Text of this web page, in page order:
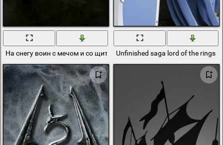
На снегу воин с мечом и со щитом это the elder scrolls skyrim
Unfinished saga lord of the rings